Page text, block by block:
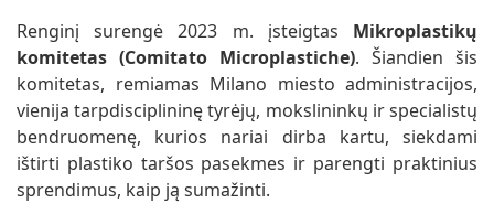
Renginį surengė 2023 m. įsteigtas Mikroplastikų
komitetas (Comitato Microplastiche). Šiandien šis
komitetas, remiamas Milano miesto administracijos,
vienija tarpdisciplininę tyrėjų, mokslininkų ir specialistų
bendruomenę, kurios nariai dirba kartu, siekdami
ištirti plastiko taršos pasekmes ir parengti praktinius
sprendimus, kaip ją sumažinti.